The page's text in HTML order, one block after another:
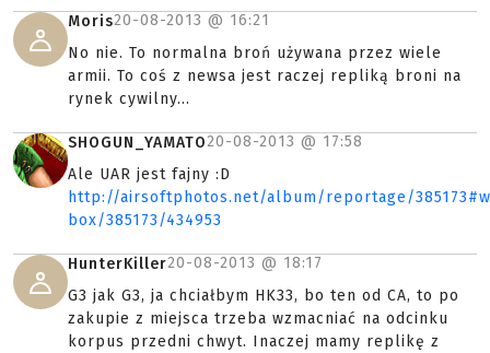
Moris20-08-2013 @ 16:21
No nie. To normalna broń używana przez wiele
armii. To coś z newsa jest raczej repliką broni na
rynek cywilny...
SHOGUN_YAMATO20-08-2013 @ 17:58
Ale UAR jest fajny :D
http://airsoftphotos.net/album/reportage/
box/385173/434953
HunterKiller20-08-2013 @ 18:17
G3 jak G3, ja chciałbym HK33, bo ten od CA, to po
zakupie z miejsca trzeba wzmacniać na odcinku
korpus przedni chwyt. Inaczej mamy replikę z